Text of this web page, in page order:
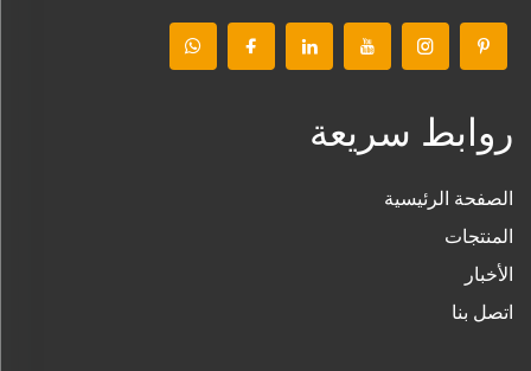
روابط سريعة
الصفحة الرئيسية
المنتجات
الأخبار
اتصل بنا